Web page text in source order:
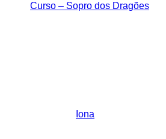
Curso – Sopro dos Dragões
Iona